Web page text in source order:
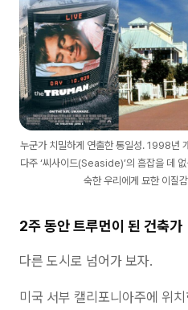
누군가 치밀하게 연출한 통일성. 1998년
다주 ‘씨사이드(Seaside)’의 흠잡을 데
숙한 우리에게 묘한 이질
2주 동안 트루먼이 된 건축가
다른 도시로 넘어가 보자.
미국 서부 캘리포니아주에 위